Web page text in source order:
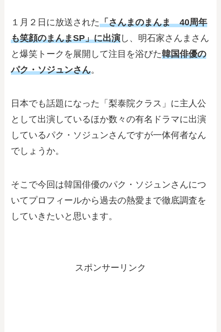
１月２日に放送された「さんまのまんま 40周年
も笑顔のまんまSP」に出演 し、明石家さんまさん
と爆笑トークを展開して注目を浴びた韓国俳優の
パク・ソジュンさん。
日本でも話題になった「梨泰院クラス」に主人公
として出演しているほか数々の有名ドラマに出演
しているパク・ソジュンさんですが一体何者なん
でしょうか。
そこで今回は韓国俳優のパク・ソジュンさんにつ
いてプロフィールから過去の熱愛まで徹底調査を
していきたいと思います。
スポンサーリンク